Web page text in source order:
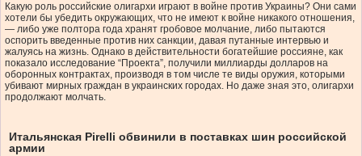
Какую роль российские олигархи играют в войне против Украины? Они сами
хотели бы убедить окружающих, что не имеют к войне никакого отношения,
— либо уже полтора года хранят гробовое молчание, либо пытаются
оспорить введенные против них санкции, давая путанные интервью и
жалуясь на жизнь. Однако в действительности богатейшие россияне, как
показало исследование “Проекта”, получили миллиарды долларов на
оборонных контрактах, производя в том числе те виды оружия, которыми
убивают мирных граждан в украинских городах. Но даже зная это, олигархи
продолжают молчать.
Итальянская Pirelli обвинили в поставках шин российской
армии